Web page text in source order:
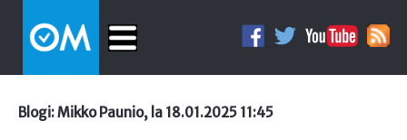
Blogi: Mikko Paunio, la 18.01.2025 11:45